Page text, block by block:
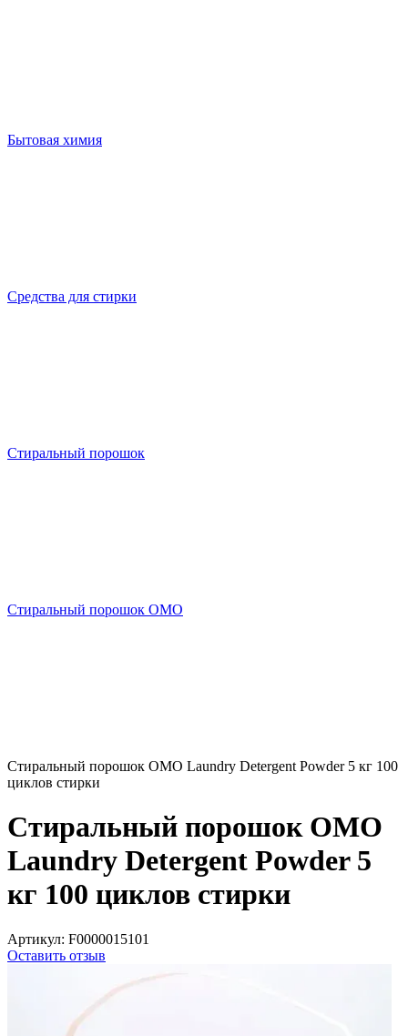
Бытовая химия
Средства для стирки
Стиральный порошок
Стиральный порошок OMO
Стиральный порошок ОМО Laundry Detergent Powder 5 кг 100
циклов стирки
Стиральный порошок ОМО
Laundry Detergent Powder 5
кг 100 циклов стирки
Артикул: F0000015101
Оставить отзыв